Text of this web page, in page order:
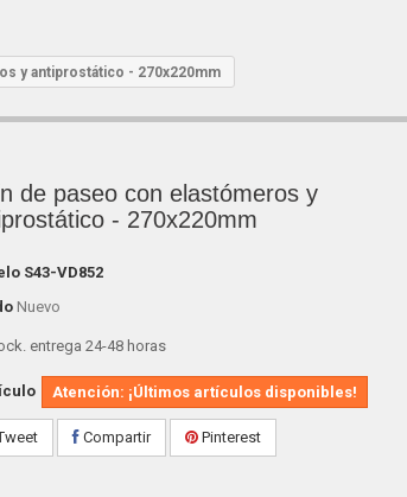
y antiprostático - 270x220mm
de paseo con elastómeros y
- 270x220mm
S43-VD852
Nuevo
entrega 24-48 horas
Atención: ¡Últimos artículos disponibles!
Compartir Pinterest